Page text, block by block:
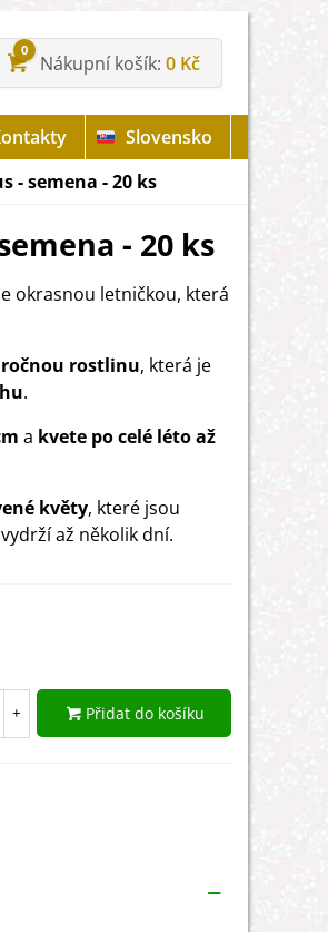
0
Nákupní košík 0 Kč
Slovensko
- semena - 20 ks
- 20 ks
okrasnou letničkou, která
rostlinu, která je
.
a kvete po celé léto až
květy, které jsou
až několik dní.
+ Přidat do košíku